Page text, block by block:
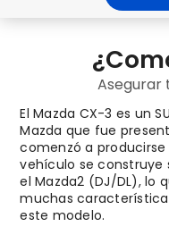
Asegurar
El Mazda CX-3 es un
Mazda que fue
comenzó a producirse
vehículo se
el Mazda2 (DJ/DL), lo
muchas
este modelo.